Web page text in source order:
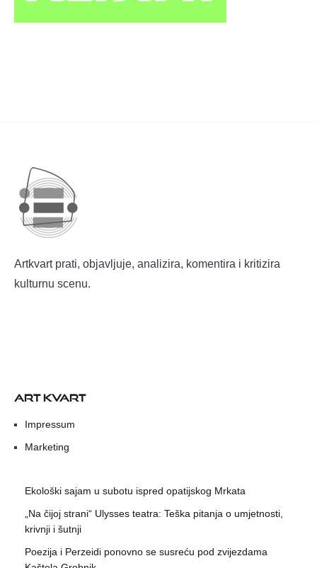
Artkvart prati, objavljuje, analizira, komentira i kritizira
kulturnu scenu.
ART KVART
Impressum
Marketing
Ekološki sajam u subotu ispred opatijskog Mrkata
„Na čijoj strani“ Ulysses teatra: Teška pitanja o umjetnosti,
krivnji i šutnji
Poezija i Perzeidi ponovno se susreću pod zvijezdama